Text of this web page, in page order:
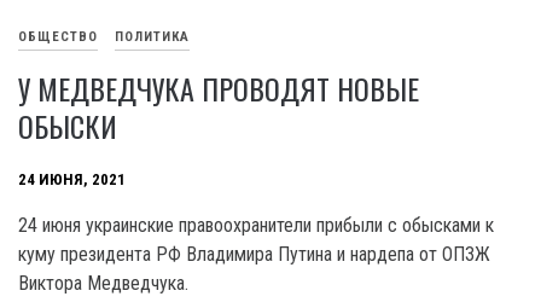
ОБЩЕСТВО ПОЛИТИКА
У МЕДВЕДЧУКА ПРОВОДЯТ НОВЫЕ
ОБЫСКИ
24 ИЮНЯ, 2021
24 июня украинские правоохранители прибыли с обысками к
куму президента РФ Владимира Путина и нардепа от ОПЗЖ
Виктора Медведчука.